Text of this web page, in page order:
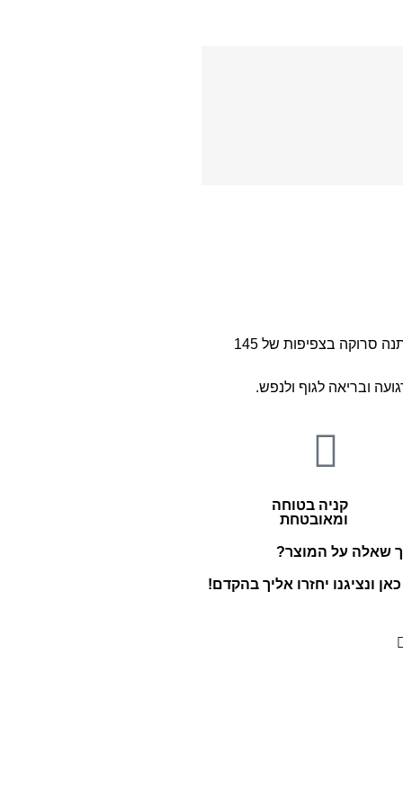
מצעים בעיצובים עדכניים, הרכב הבד 100% כותנה סרוקה בצפיפות של 145
ובריאה לגוף ולנפש.
קניה בטוחה
ומאובטחת
שאלה על המוצר?
ונציגנו יחזרו אליך בהקדם!